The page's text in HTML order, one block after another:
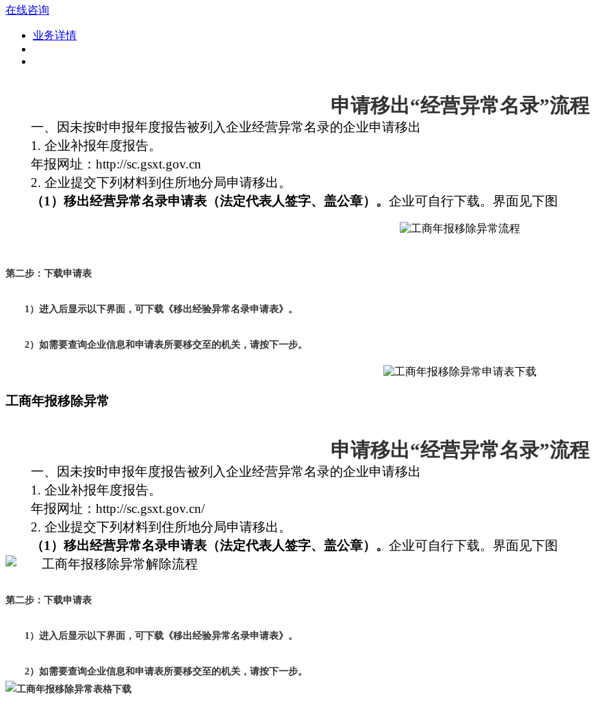
在线咨询
业务详情
申请移出“经营异常名录”流程
一、因未按时申报年度报告被列入企业经营异常名录的企业申请移出
1.企业补报年度报告。
年报网址：http://sc.gsxt.gov.cn
2.企业提交下列材料到住所地分局申请移出。
（1）移出经营异常名录申请表（法定代表人签字、盖公章）。企业可自行下载。界面见下图
第二步：下载申请表
1）进入后显示以下界面，可下载《移出经验异常名录申请表》。
2）如需要查询企业信息和申请表所要移交至的机关，请按下一步。
工商年报移除异常
申请移出“经营异常名录”流程
一、因未按时申报年度报告被列入企业经营异常名录的企业申请移出
1.企业补报年度报告。
年报网址：http://sc.gsxt.gov.cn/
2.企业提交下列材料到住所地分局申请移出。
（1）移出经营异常名录申请表（法定代表人签字、盖公章）。企业可自行下载。界面见下图
第二步：下载申请表
1）进入后显示以下界面，可下载《移出经验异常名录申请表》。
2）如需要查询企业信息和申请表所要移交至的机关，请按下一步。